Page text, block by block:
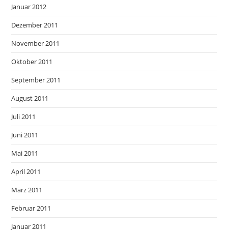
Januar 2012
Dezember 2011
November 2011
Oktober 2011
September 2011
August 2011
Juli 2011
Juni 2011
Mai 2011
April 2011
März 2011
Februar 2011
Januar 2011